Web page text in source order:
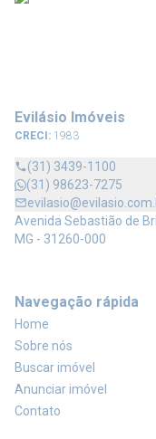
Evilásio Imóveis
CRECI: 1983
(31) 3439-1100
(31) 98623-7275
Avenida Sebastião de
MG - 31260-000
Navegação rápida
Home
Sobre nós
Buscar imóvel
Anunciar imóvel
Contato